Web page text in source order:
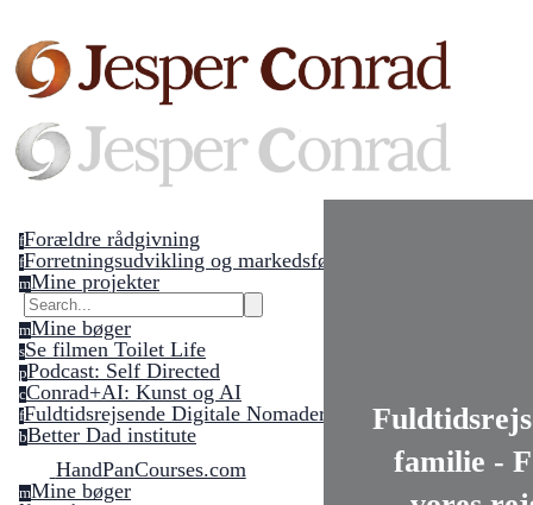
fForældre rådgivning
fForretningsudvikling og markedsføring
mMine projekter
mMine bøger
sSe filmen Toilet Life
pPodcast: Self Directed
cConrad+AI: Kunst og AI
fFuldtidsrejsende Digitale Nomader
bBetter Dad institute
HandPanCourses.com
mMine bøger
familie -